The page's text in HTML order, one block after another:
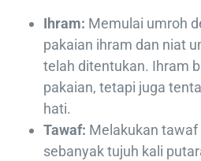
Ihram: Memulai umroh
pakaian ihram dan niat
telah ditentukan. Ihram
pakaian, tetapi juga
hati.
Tawaf: Melakukan tawaf
sebanyak tujuh kali